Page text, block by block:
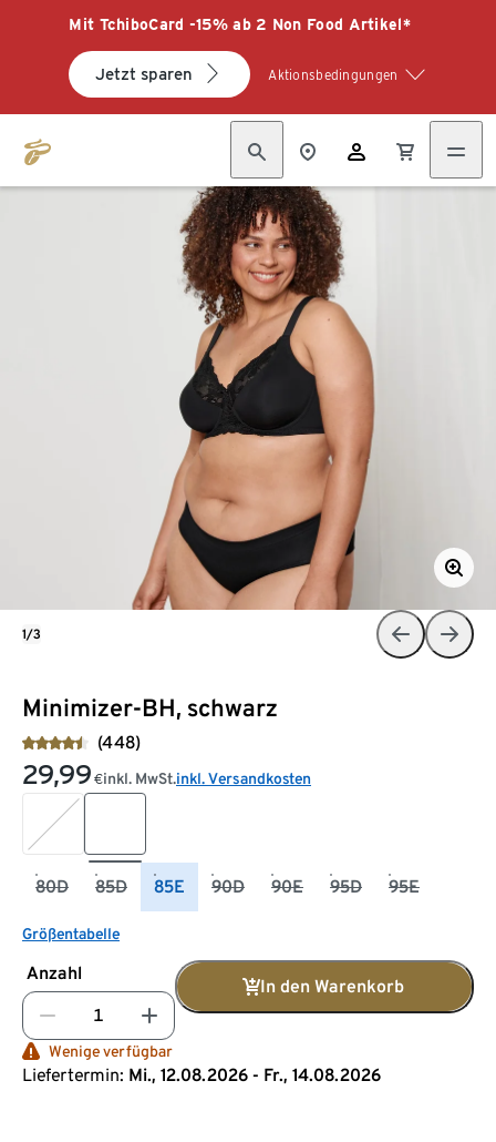
Mit TchiboCard -15% ab 2 Non Food Artikel*
Jetzt sparen Aktionsbedingungen
Minimizer-BH, schwarz
(448)
29,99 €inkl. MwSt.inkl. Versandkosten
80D 85D 85E 90D 90E 95D 95E
Größentabelle
Anzahl
In den Warenkorb
Wenige verfügbar
Liefertermin: Mi., 12.08.2026 - Fr., 14.08.2026
1/3